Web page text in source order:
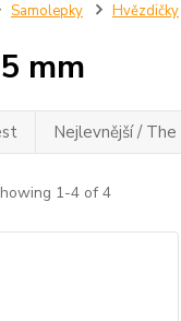
Samolepky Hvězdičky
mm
Nejlevnější /
1-4 of 4